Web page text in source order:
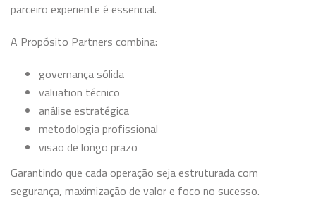
parceiro experiente é essencial.
A Propósito Partners combina:
governança sólida
valuation técnico
análise estratégica
metodologia profissional
visão de longo prazo
Garantindo que cada operação seja estruturada com
segurança, maximização de valor e foco no sucesso.